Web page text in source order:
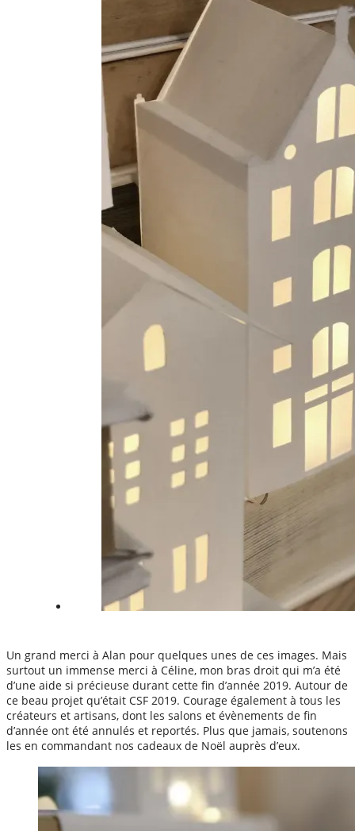
Un grand merci à Alan pour quelques unes de ces images. Mais
surtout un immense merci à Céline, mon bras droit qui m’a été
d’une aide si précieuse durant cette fin d’année 2019. Autour de
ce beau projet qu’était CSF 2019. Courage également à tous les
créateurs et artisans, dont les salons et évènements de fin
d’année ont été annulés et reportés. Plus que jamais, soutenons
les en commandant nos cadeaux de Noël auprès d’eux.